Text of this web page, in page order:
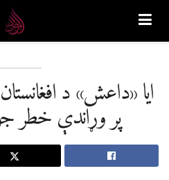
ايا «داعش» د
پر وړاندې خطر